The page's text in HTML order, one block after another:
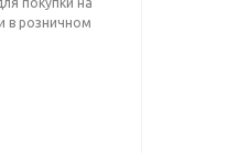
в розничном